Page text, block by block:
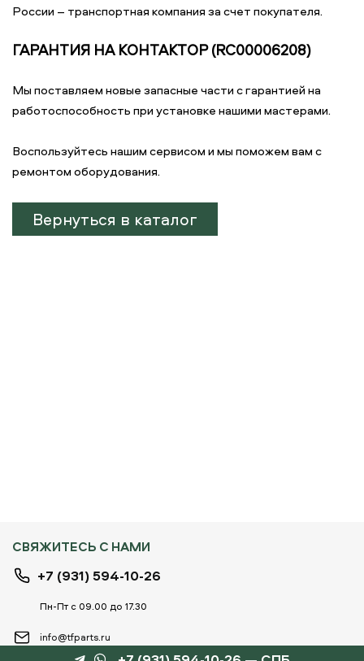
России – транспортная компания за счет покупателя.
ГАРАНТИЯ НА КОНТАКТОР (RC00006208)
Мы поставляем новые запасные части с гарантией на
работоспособность при установке нашими мастерами.
Воспользуйтесь нашим сервисом и мы поможем вам с
ремонтом оборудования.
Вернуться в каталог
СВЯЖИТЕСЬ С НАМИ
+7 (931) 594-10-26
Пн-Пт с 09.00 до 17.30
info@tfparts.ru